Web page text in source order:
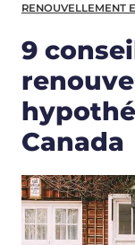
RENOUVELLEMENT
9
Canada